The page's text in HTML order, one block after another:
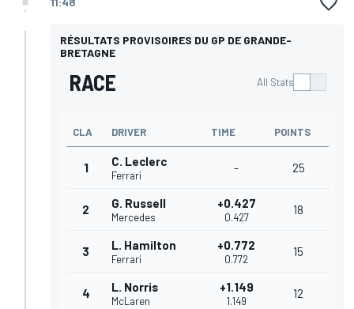
RÉSULTATS PROVISOIRES DU GP DE GRANDE-
BRETAGNE
RACE All Stats
CLA DRIVER TIME POINTS
1 C. Leclerc
Ferrari
- 25
2 G. Russell
Mercedes
+0.427
0.427
18
3 L. Hamilton
Ferrari
+0.772
0.772
15
4 L. Norris
McLaren
+1.149
1.149
12